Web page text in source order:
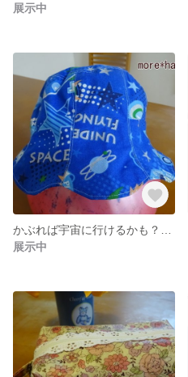
展示中
展示中